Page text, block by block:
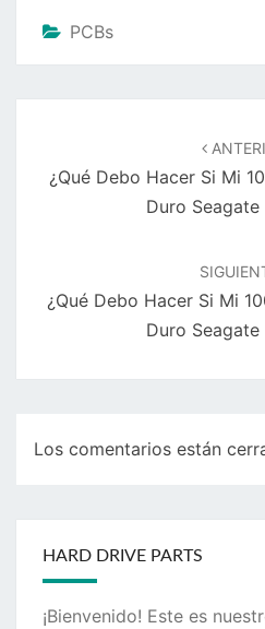
PCBs
entradas
¿Qué Debo Hacer Si Mi
Duro Seagate
¿Qué Debo Hacer Si Mi
Duro Seagate
Los comentarios están
HARD DRIVE PARTS
¡Bienvenido! Este es